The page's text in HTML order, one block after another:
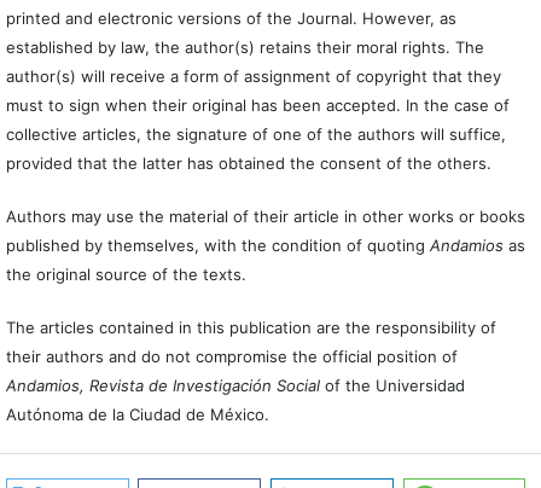
printed and electronic versions of the Journal. However, as
established by law, the author(s) retains their moral rights. The
author(s) will receive a form of assignment of copyright that they
must to sign when their original has been accepted. In the case of
collective articles, the signature of one of the authors will suffice,
provided that the latter has obtained the consent of the others.
Authors may use the material of their article in other works or books
published by themselves, with the condition of quoting Andamiosas
the original source of the texts.
The articles contained in this publication are the responsibility of
their authors and do not compromise the official position of
Andamios, Revista de Investigación Social of the Universidad
Autónoma de la Ciudad de México.